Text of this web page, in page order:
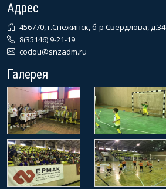
Адрес
456770, г.Снежинск, б-р Свердлова, д.34
8(35146) 9-21-19
codou@snzadm.ru
Галерея